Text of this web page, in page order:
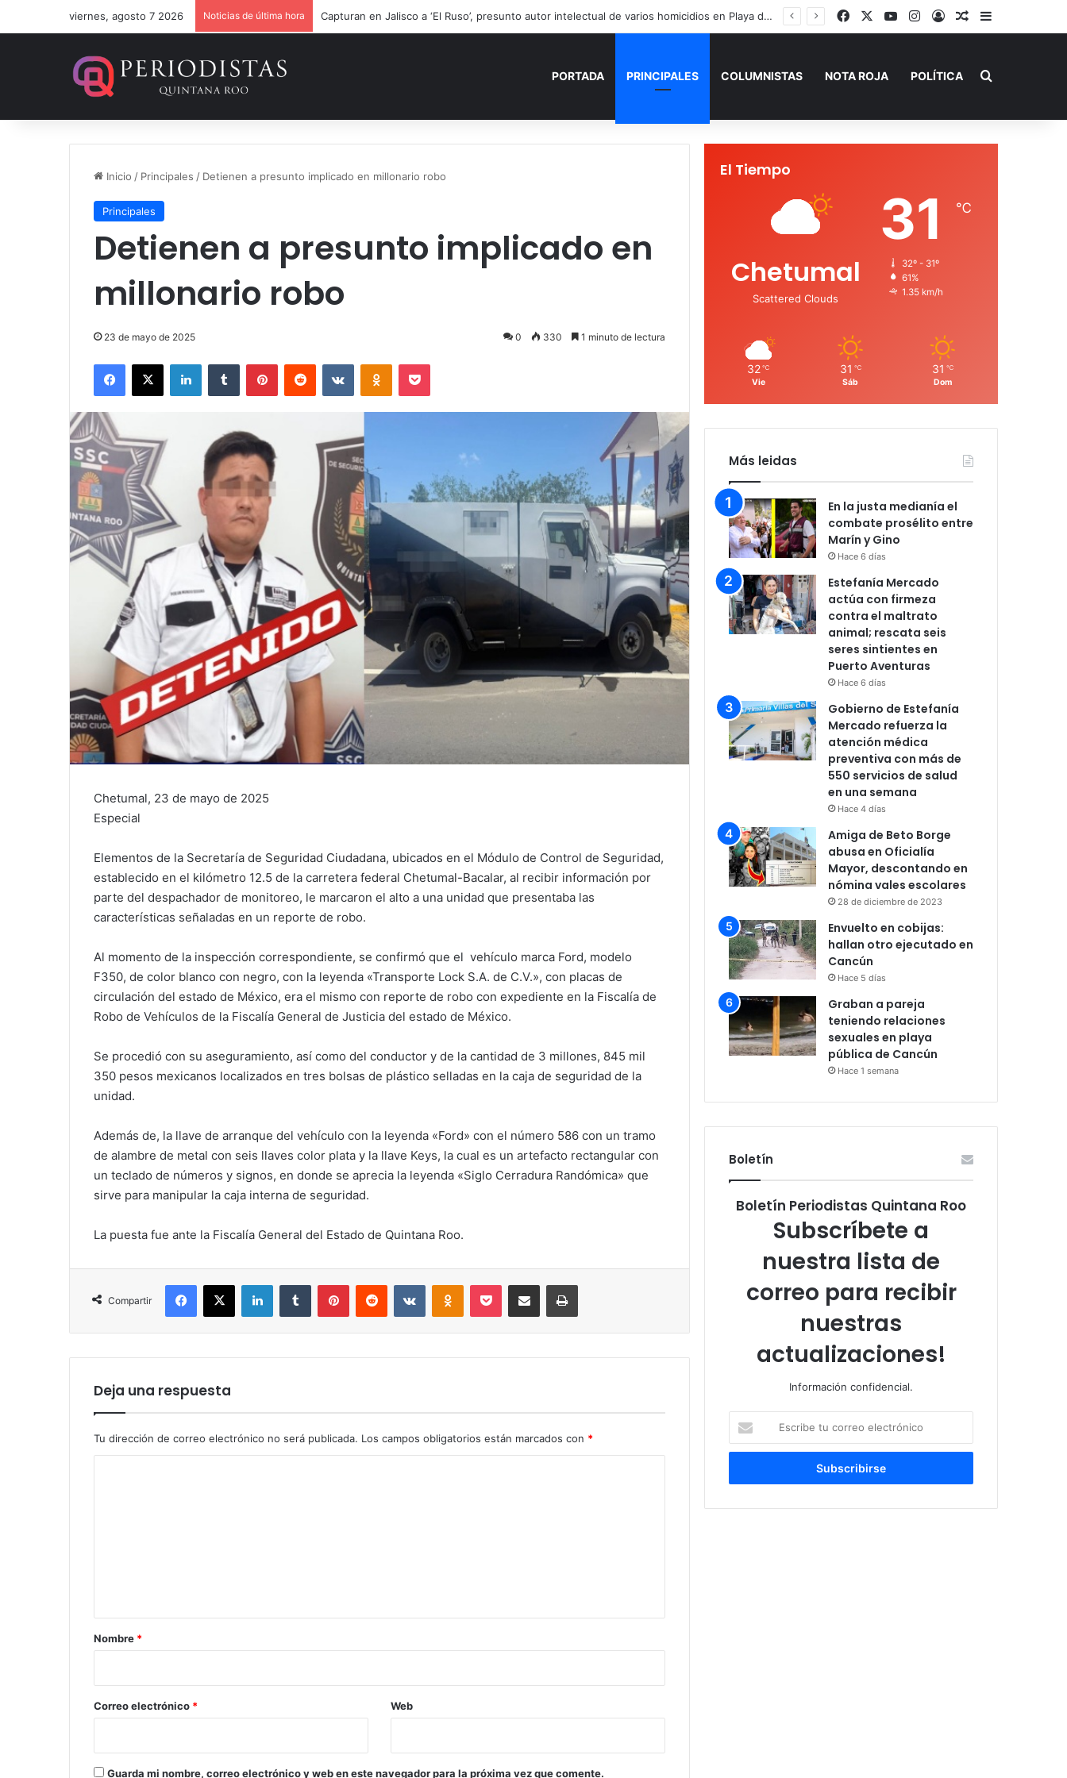
viernes, agosto 7 2026 Noticias de última hora Capturan en Jalisco a ‘El Ruso’, presunto autor intelectual de varios homicidios en Playa del Carmen FacebookYouTubeInstagram
AccesoPublicación al
Barra lateral
PORTADA PRINCIPALES COLUMNISTAS NOTA ROJA POLÍTICA Buscar por
Inicio / Principales / Detienen a presunto implicado en millonario robo
Principales
Detienen a presunto implicado en
millonario robo
23 de mayo de 2025 0 330 1 minuto de lectura
Facebook
X LinkedInTumblr PinterestReddit VKontakteOdnoklassniki
Pocket
Chetumal, 23 de mayo de 2025
Especial
Elementos de la Secretaría de Seguridad Ciudadana, ubicados en el Módulo de Control de Seguridad,
establecido en el kilómetro 12.5 de la carretera federal Chetumal-Bacalar, al recibir información por
parte del despachador de monitoreo, le marcaron el alto a una unidad que presentaba las
características señaladas en un reporte de robo.
Al momento de la inspección correspondiente, se confirmó que el vehículo marca Ford, modelo
F350, de color blanco con negro, con la leyenda «Transporte Lock S.A. de C.V.», con placas de
circulación del estado de México, era el mismo con reporte de robo con expediente en la Fiscalía de
Robo de Vehículos de la Fiscalía General de Justicia del estado de México.
Se procedió con su aseguramiento, así como del conductor y de la cantidad de 3 millones, 845 mil
350 pesos mexicanos localizados en tres bolsas de plástico selladas en la caja de seguridad de la
unidad.
Además de, la llave de arranque del vehículo con la leyenda «Ford» con el número 586 con un tramo
de alambre de metal con seis llaves color plata y la llave Keys, la cual es un artefacto rectangular con
un teclado de números y signos, en donde se aprecia la leyenda «Siglo Cerradura Randómica» que
sirve para manipular la caja interna de seguridad.
La puesta fue ante la Fiscalía General del Estado de Quintana Roo.
Compartir
Facebook
X LinkedInTumblr PinterestReddit VKontakteOdnoklassniki
Pocket Compartir por correo electrónicoImprimir
Deja una respuesta
Tu dirección de correo electrónico no será publicada. Los campos obligatorios están marcados con *
r
*
Nombre *
Correo electrónico * Web
Guarda mi nombre, correo electrónico y web en este navegador para la próxima vez que comente.
El Tiempo
Chetumal
Scattered Clouds
31 ℃
32º - 31º
61%
1.35 km/h
32 ℃
Vie
31 ℃
Sáb
31 ℃
Dom
Más leidas
En la justa medianía el
combate prosélito entre
Marín y Gino
Hace 6 días
Estefanía Mercado
actúa con firmeza
contra el maltrato
animal; rescata seis
seres sintientes en
Puerto Aventuras
Hace 6 días
Gobierno de Estefanía
Mercado refuerza la
atención médica
preventiva con más de
550 servicios de salud
en una semana
Hace 4 días
Amiga de Beto Borge
abusa en Oficialía
Mayor, descontando en
nómina vales escolares
28 de diciembre de 2023
Envuelto en cobijas:
hallan otro ejecutado en
Cancún
Hace 5 días
Graban a pareja
teniendo relaciones
sexuales en playa
pública de Cancún
Hace 1 semana
Boletín
Boletín Periodistas Quintana Roo
Subscríbete a
nuestra lista de
correo para recibir
nuestras
actualizaciones!
Información confidencial.
tu
correo